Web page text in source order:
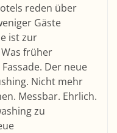
reden über
Gäste
ist zur
früher
Der neue
Nicht mehr
Messbar. Ehrlich.
zu